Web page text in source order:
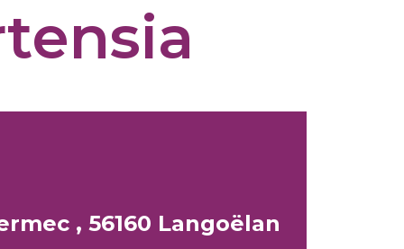
, 56160 Langoëlan